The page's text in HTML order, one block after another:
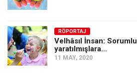
RÖPORTAJ
Velhâsıl İnsan:
yaratılmışlara…
11 MAY, 2020